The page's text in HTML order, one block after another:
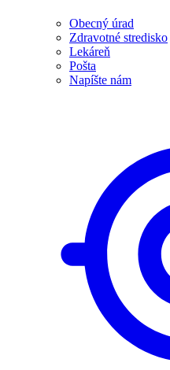
Obecný úrad
Zdravotné stredisko
Lekáreň
Pošta
Napíšte nám